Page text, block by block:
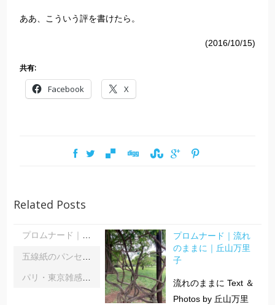
ああ、こういう評を書けたら。
(2016/10/15)
共有:
Facebook X
Related Posts
プロムナード｜流れのままに｜丘山万里子
プロムナード｜流れ
のままに｜丘山万里
子
流れのままに Text ＆
Photos by 丘山万里